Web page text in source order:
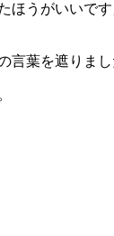
ほうがいいで
葉を遮りまし